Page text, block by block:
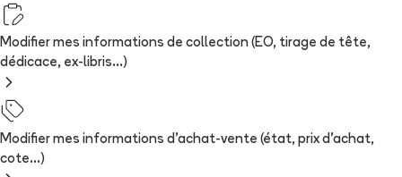
Modifier mes informations de collection (EO, tirage de tête,
dédicace, ex-libris...)
Modifier mes informations d'achat-vente (état, prix d'achat,
cote...)